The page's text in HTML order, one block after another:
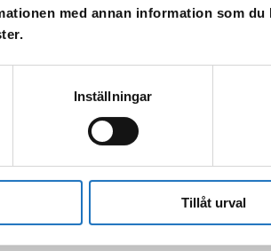
med annan information som
Inställningar
Tillåt urval
vår sms-tjänst.
vi enbart för att kunna informera dig om